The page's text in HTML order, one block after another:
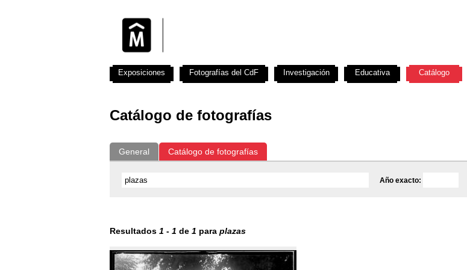
Catálogo de fotografías
General Catálogo de fotografías
Año exacto:
Resultados 1 - 1 de 1 para plazas
Exposiciones Fotografías del CdF Investigación Educativa Catálogo